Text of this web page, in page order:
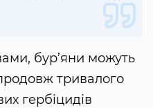
бур’яни можуть
тривалого
гербіцидів